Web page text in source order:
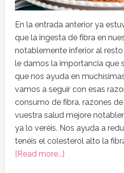
En la entrada anterior ya
que la ingesta de fibra en
notablemente inferior al
le damos la importancia que
que nos ayuda en
vamos a seguir con esas
consumo de fibra, razones
vuestra salud mejore
ya lo veréis. Nos ayuda a
tenéis el colesterol alto la
[Read more...]